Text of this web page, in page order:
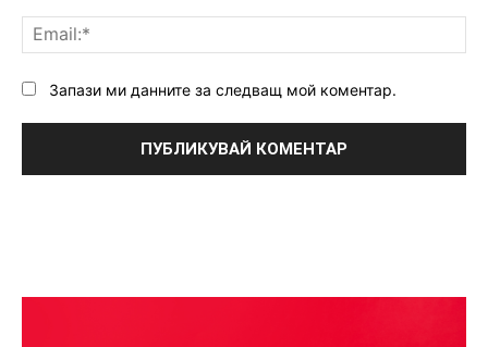
Запази ми данните за следващ мой коментар.